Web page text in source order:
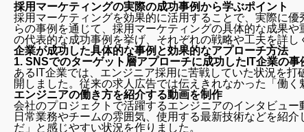
採用マーケティングの実際の成功事例から学ぶポイント
採用マーケティングを効果的に活用することで、実際に
らの事例を通じて、採用マーケティングの具体的な成果
の代表的な成功事例を挙げ、それぞれの戦略や工夫を詳し
企業が成功した具体的な事例と効果的なアプローチ方法
1. SNSでのターゲット層アプローチに成功したIT企業の事
あるIT企業では、エンジニア採用に苦戦していた状況を
開しました。従来の求人広告では伝えきれなかった「働
エンジニアの働き方を紹介する動画を制作
会社のプロジェクトで活躍するエンジニアのインタビュ
日常業務やチームの雰囲気、使用する最新技術などを紹
だ」と感じやすい状況を作りました。